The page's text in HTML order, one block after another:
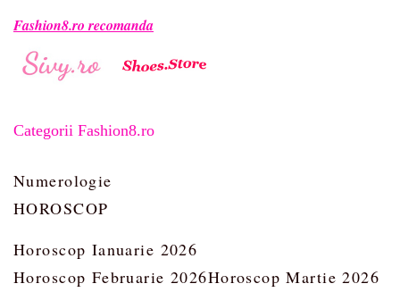
Fashion8.ro recomanda
Categorii Fashion8.ro
Numerologie
HOROSCOP
Horoscop Ianuarie 2026
Horoscop Februarie 2026Horoscop Martie 2026